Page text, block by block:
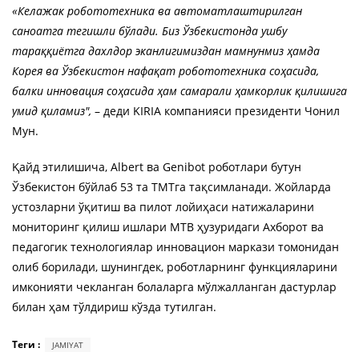
«Келажак робототехника ва автоматлаштирилган
саноатга тегишли бўлади. Биз Ўзбекистонда ушбу
тараққиётга дахлдор эканлигимиздан мамнунмиз ҳамда
Корея ва Ўзбекистон нафақат робототехника соҳасида,
балки инновация соҳасида ҳам самарали ҳамкорлик қилишига
умид қиламиз", – деди KIRIA компанияси президенти Чонил
Мун.
Қайд этилишича, Albert ва Genibot роботлари бутун
Ўзбекистон бўйлаб 53 та ТМТга тақсимланади. Жойларда
устозларни ўқитиш ва пилот лойиҳаси натижаларини
мониторинг қилиш ишлари МТВ ҳузуридаги Ахборот ва
педагогик технологиялар инновацион маркази томонидан
олиб борилади, шунингдек, роботларнинг функцияларини
имконияти чекланган болаларга мўлжалланган дастурлар
билан ҳам тўлдириш кўзда тутилган.
Теги : JAMIYAT